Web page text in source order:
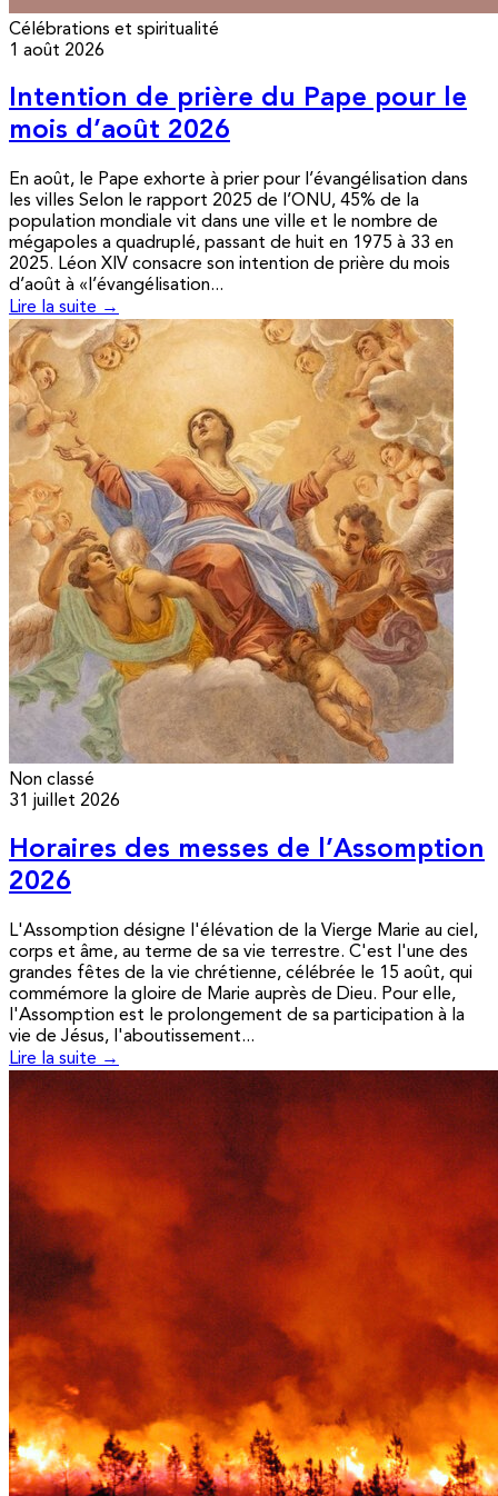
Célébrations et spiritualité
1 août 2026
Intention de prière du Pape pour le
mois d’août 2026
En août, le Pape exhorte à prier pour l’évangélisation dans
les villes Selon le rapport 2025 de l’ONU, 45% de la
population mondiale vit dans une ville et le nombre de
mégapoles a quadruplé, passant de huit en 1975 à 33 en
2025. Léon XIV consacre son intention de prière du mois
d’août à «l’évangélisation...
Lire la suite →
Non classé
31 juillet 2026
Horaires des messes de l’Assomption
2026
L'Assomption désigne l'élévation de la Vierge Marie au ciel,
corps et âme, au terme de sa vie terrestre. C'est l'une des
grandes fêtes de la vie chrétienne, célébrée le 15 août, qui
commémore la gloire de Marie auprès de Dieu. Pour elle,
l'Assomption est le prolongement de sa participation à la
vie de Jésus, l'aboutissement...
Lire la suite →